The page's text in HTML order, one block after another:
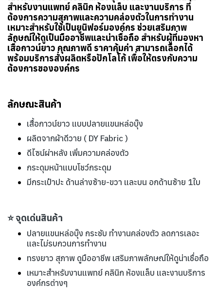
สำหรับงานแพทย์ คลินิก ห้องแล็บ และงานบริการ ที่
ต้องการความสุภาพและความคล่องตัวในการทำงาน
เหมาะสำหรับใช้เป็นยูนิฟอร์มองค์กร ช่วยเสริมภาพ
ลักษณ์ให้ดูเป็นมืออาชีพและน่าเชื่อถือ สำหรับผู้ที่มองหา
เสื้อกาวน์ยาว คุณภาพดี ราคาคุ้มค่า สามารถเลือกได้
พร้อมบริการสั่งผลิตหรือปักโลโก้ เพื่อให้ตรงกับความ
ต้องการขององค์กร
ลักษณะสินค้า
เสื้อกาวน์ยาว แบบปลายแขนหล่อบุ๊ง
ผลิตจากผ้าดีวาย ( DY Fabric )
ดีไซน์ผ่าหลัง เพิ่มความคล่องตัว
กระดุมหน้าแบบโชว์กระดุม
มีกระเป๋าปะ ด้านล่างซ้าย-ขวา และบน อกด้านซ้าย 1ใบ
⭐ จุดเด่นสินค้า
ปลายแขนหล่อบุ๊ง กระชับ ทำงานคล่องตัว ลดการเลอะ
และไม่รบกวนการทำงาน
ทรงยาว สุภาพ ดูมืออาชีพ เสริมภาพลักษณ์ให้ดูน่าเชื่อถือ
เหมาะสำหรับงานแพทย์ คลินิก ห้องแล็บ และงานบริการ
องค์กรต่างๆ